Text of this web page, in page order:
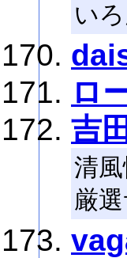
い
ロ
吉
清
厳